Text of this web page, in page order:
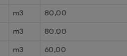
m3
80,00
m3
80,00
m3
60,00